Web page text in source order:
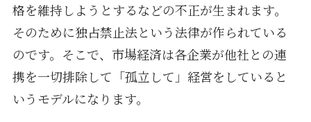
格を維持しようとするなどの不正が生まれます。
そのために独占禁止法という法律が作られている
のです。そこで、市場経済は各企業が他社との連
携を一切排除して「孤立して」経営をしていると
いうモデルになります。